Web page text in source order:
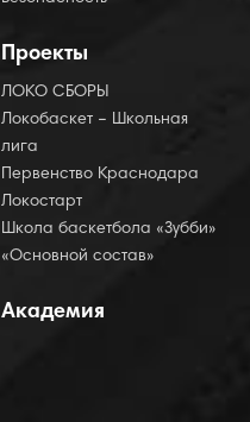
Проекты
ЛОКО СБОРЫ
Локобаскет – Школьная
лига
Первенство Краснодара
Локостарт
Школа баскетбола «Зубби»
«Основной состав»
Академия